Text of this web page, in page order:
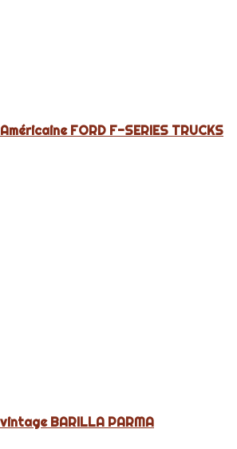
FORD F-SERIES TRUCKS
BARILLA PARMA